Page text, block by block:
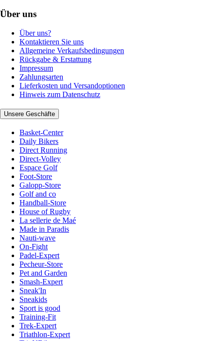
Über uns
Über uns?
Kontaktieren Sie uns
Allgemeine Verkaufsbedingungen
Rückgabe & Erstattung
Impressum
Zahlungsarten
Lieferkosten und Versandoptionen
Hinweis zum Datenschutz
Unsere Geschäfte
Basket-Center
Daily Bikers
Direct Running
Direct-Volley
Espace Golf
Foot-Store
Galopp-Store
Golf and co
Handball-Store
House of Rugby
La sellerie de Maé
Made in Paradis
Nauti-wave
On-Fight
Padel-Expert
Pecheur-Store
Pet and Garden
Smash-Expert
Sneak'In
Sneakids
Sport is good
Training-Fit
Trek-Expert
Triathlon-Expert